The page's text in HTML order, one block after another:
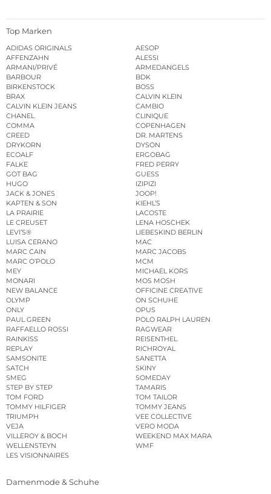
Top Marken
ADIDAS ORIGINALS
AESOP
AFFENZAHN
ALESSI
ARMANI/PRIVÉ
ARMEDANGELS
BARBOUR
BDK
BIRKENSTOCK
BOSS
BRAX
CALVIN KLEIN
CALVIN KLEIN JEANS
CAMBIO
CHANEL
CLINIQUE
COMMA
COPENHAGEN
CREED
DR. MARTENS
DRYKORN
DYSON
ECOALF
ERGOBAG
FALKE
FRED PERRY
GOT BAG
GUESS
HUGO
IZIPIZI
JACK & JONES
JOOP!
KAPTEN & SON
KIEHL’S
LA PRAIRIE
LACOSTE
LE CREUSET
LENA HOSCHEK
LEVI’S®
LIEBESKIND BERLIN
LUISA CERANO
MAC
MARC CAIN
MARC JACOBS
MARC O’POLO
MCM
MEY
MICHAEL KORS
MONARI
MOS MOSH
NEW BALANCE
OFFICINE CREATIVE
OLYMP
ON SCHUHE
ONLY
OPUS
PAUL GREEN
POLO RALPH LAUREN
RAFFAELLO ROSSI
RAGWEAR
RAINKISS
REISENTHEL
REPLAY
RICHROYAL
SAMSONITE
SANETTA
SATCH
SKINY
SMEG
SOMEDAY
STEP BY STEP
TAMARIS
TOM FORD
TOM TAILOR
TOMMY HILFIGER
TOMMY JEANS
TRIUMPH
VEE COLLECTIVE
VEJA
VERO MODA
VILLEROY & BOCH
WEEKEND MAX MARA
WELLENSTEYN
WMF
LES VISIONNAIRES
Damenmode & Schuhe